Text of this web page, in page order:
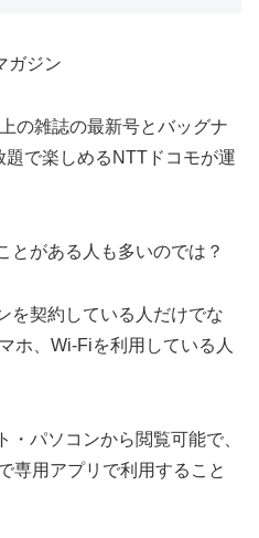
の雑誌の最新号とバッグナ
で楽しめるNTTドコモが運
とがある人も多いのでは？
を契約している人だけでな
ホ、Wi-Fiを利用している人
・パソコンから閲覧可能で、
専用アプリで利用すること